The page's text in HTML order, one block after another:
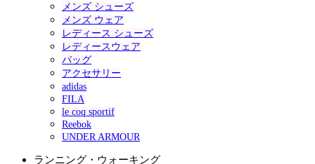
メンズ シューズ
メンズ ウェア
レディース シューズ
レディースウェア
バッグ
アクセサリー
adidas
FILA
le coq sportif
Reebok
UNDER ARMOUR
ランニング・ウォーキング